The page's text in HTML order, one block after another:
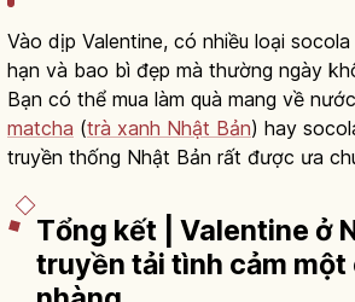
Vào dịp Valentine, có nhiều loại
hạn và bao bì đẹp mà thường ngày
Bạn có thể mua làm quà mang về
matcha (trà xanh Nhật Bản) hay
truyền thống Nhật Bản rất được ưa
Tổng kết | Valentine ở
truyền tải tình cảm một